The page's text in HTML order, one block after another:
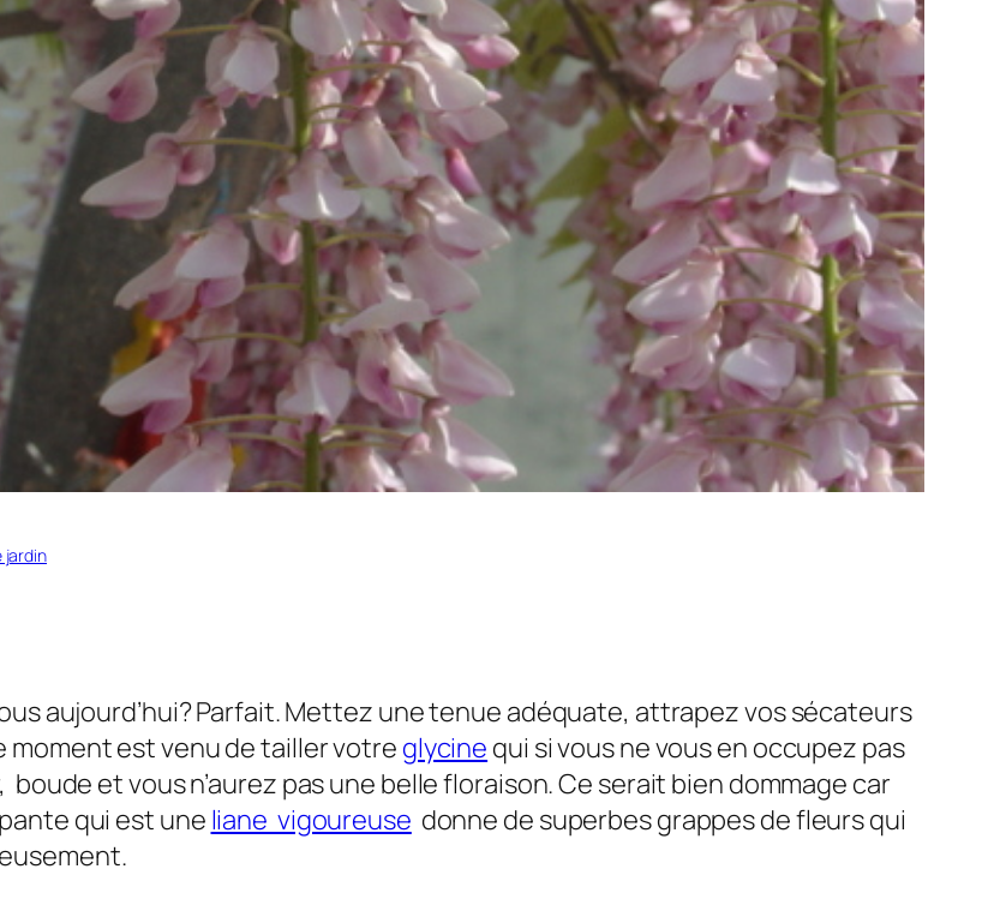
jardin
aujourd’hui? Parfait. Mettez une tenue adéquate, attrapez vos sécateurs
moment est venu de tailler votre glycine qui si vous ne vous en occupez pas
boude et vous n’aurez pas une belle floraison. Ce serait bien dommage car
qui est une liane vigoureuse donne de superbes grappes de fleurs qui